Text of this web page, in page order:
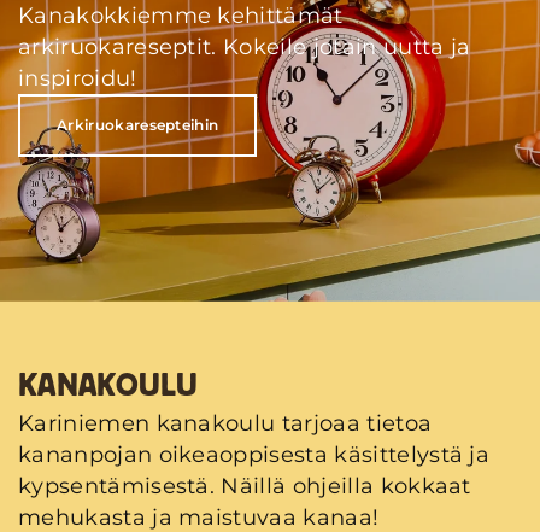
Kanakokkiemme kehittämät
arkiruokareseptit. Kokeile jotain uutta ja
inspiroidu!
Arkiruokaresepteihin
KANAKOULU
Kariniemen kanakoulu tarjoaa tietoa
kananpojan oikeaoppisesta käsittelystä ja
kypsentämisestä. Näillä ohjeilla kokkaat
mehukasta ja maistuvaa kanaa!